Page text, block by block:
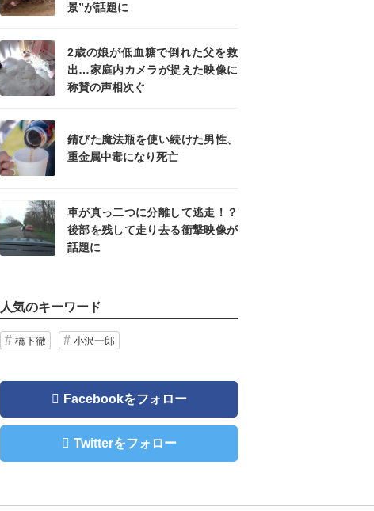
景”が話題に
2歳の娘が低血糖で倒れた父を救
出…家庭内カメラが捉えた映像に
称賛の声相次ぐ
錆びた魔法瓶を使い続けた男性、
重金属中毒になり死亡
車が真っ二つに分離して逃走！？
後部を残して走り去る衝撃映像が
話題に
人気のキーワード
橋下徹 小沢一郎
Facebookをフォロー
Twitterをフォロー